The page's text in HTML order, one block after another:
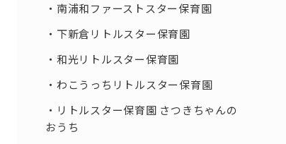
南浦和ファーストスター保育園
下新倉リトルスター保育園
和光リトルスター保育園
わこうっちリトルスター保育園
リトルスター保育園 さつきちゃんの
おうち